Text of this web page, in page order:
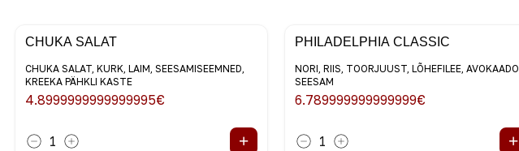
CHUKA SALAT
CHUKA SALAT, KURK, LAIM, SEESAMISEEMNED,
KREEKA PÄHKLI KASTE
4.8999999999999995€
1 +
PHILADELPHIA CLASSIC
NORI, RIIS, TOORJUUST, LÕHEFILEE, AVOKAADO,
SEESAM
6.789999999999999€
1 +